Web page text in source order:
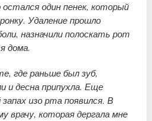
остался один пенек, который
Удаление прошло
назначили полоскать рот
дома.
где раньше был зуб,
и десна припухла. Еще
изо рта появился. В
врачу, которая дергала мне